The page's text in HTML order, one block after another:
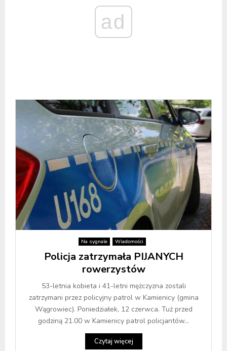
ad
Na sygnale Wiadomości
Policja zatrzymała PIJANYCH
rowerzystów
53-letnia kobieta i 41-letni mężczyzna zostali
zatrzymani przez policyjny patrol w Kamienicy (gmina
Wągrowiec). Poniedziałek, 12 czerwca. Tuż przed
godziną 21.00 w Kamienicy patrol policjantów...
Czytaj więcej